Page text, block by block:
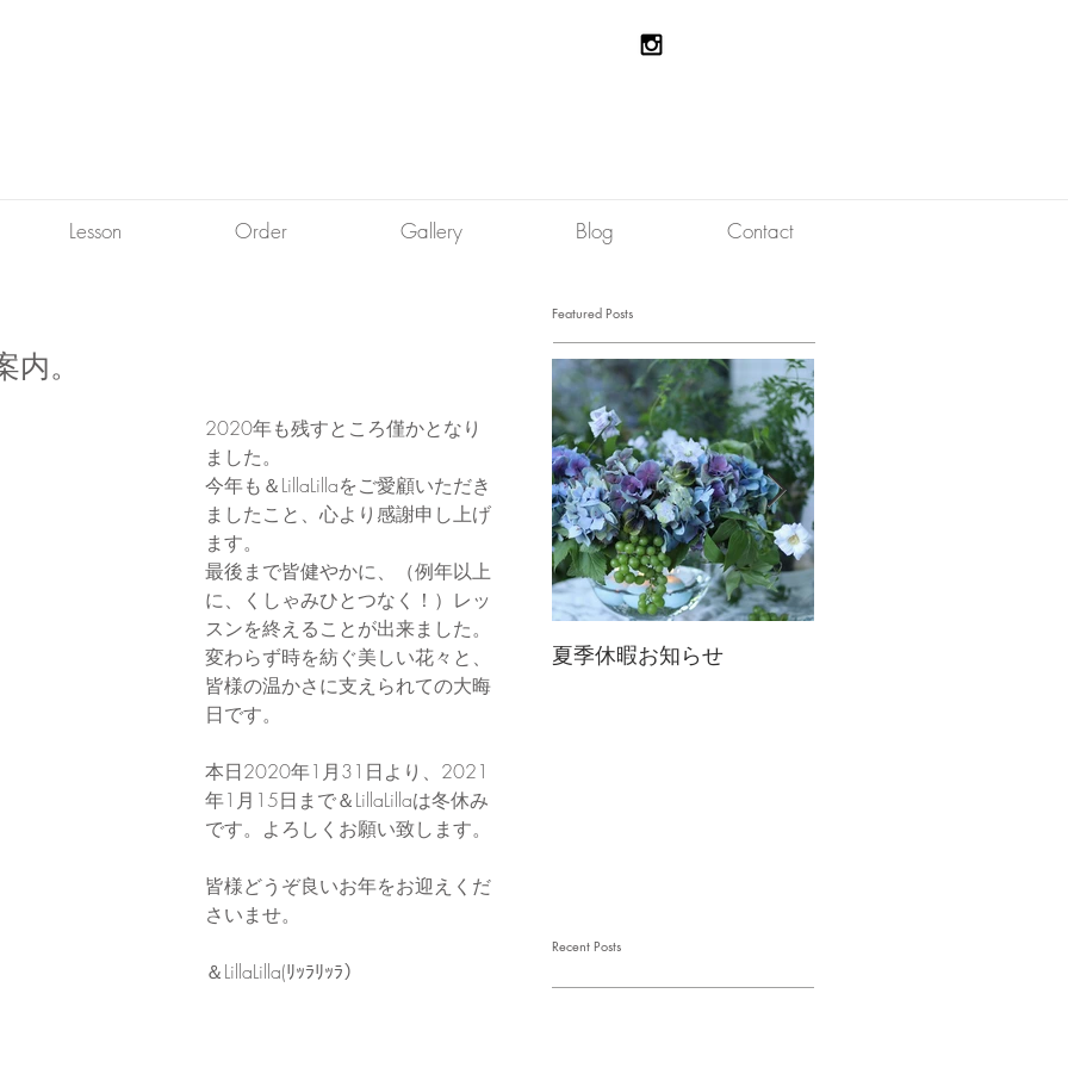
Lesson Order Gallery Blog Contact
。
2020年も残すところ僅かとなり
ました。
今年も＆LillaLillaをご愛顧いただき
ましたこと、心より感謝申し上げ
ます。
最後まで皆健やかに、（例年以上
に、くしゃみひとつなく！）レッ
スンを終えることが出来ました。
変わらず時を紡ぐ美しい花々と、
皆様の温かさに支えられての大晦
日です。
本日2020年1月31日より、2021
年1月15日まで＆LillaLillaは冬休み
です。よろしくお願い致します。
皆様どうぞ良いお年をお迎えくだ
さいませ。
＆LillaLilla(ﾘｯﾗﾘｯﾗ）
Featured Posts
夏季休暇お知らせ
Recent Posts